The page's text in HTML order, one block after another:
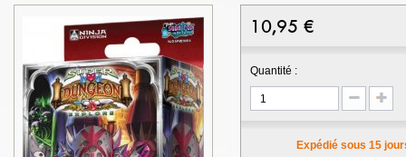
10,95 €
Quantité :
Expédié sous 15